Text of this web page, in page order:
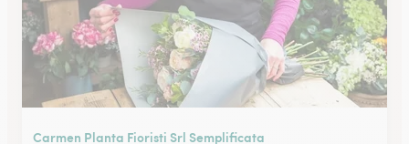
Carmen Planta Fioristi Srl Semplificata